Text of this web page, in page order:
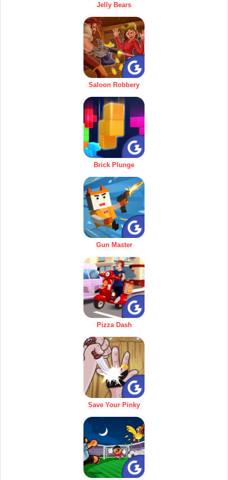
Jelly Bears
Saloon Robbery
Brick Plunge
Gun Master
Pizza Dash
Save Your Pinky